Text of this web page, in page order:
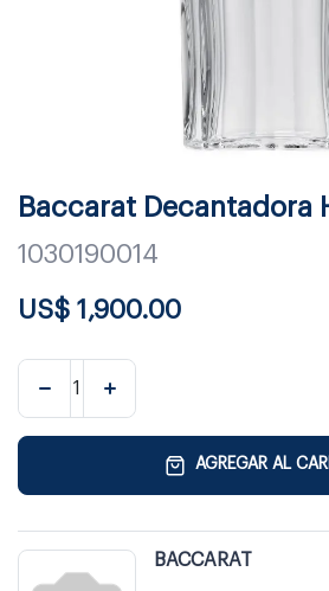
Baccarat Decantadora
1030190014
US$ 1,900.00
AGREGAR AL
BACCARAT